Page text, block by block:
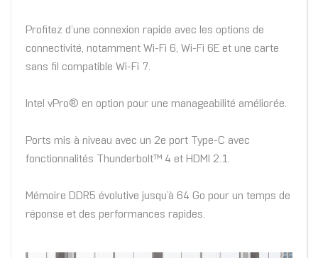
Profitez d’une connexion rapide avec les options de
connectivité, notamment Wi-Fi 6, Wi-Fi 6E et une carte
sans fil compatible Wi-Fi 7.
Intel vPro® en option pour une manageabilité améliorée.
Ports mis à niveau avec un 2e port Type-C avec
fonctionnalités Thunderbolt™ 4 et HDMI 2.1.
Mémoire DDR5 évolutive jusqu’à 64 Go pour un temps de
réponse et des performances rapides.